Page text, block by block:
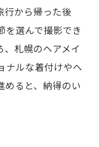
行から帰った後
を選んで撮影でき
、札幌のヘアメイ
ナルな着付けやヘ
めると、納得のい